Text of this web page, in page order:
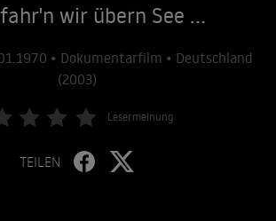
wir übern See ...
• Dokumentarfilm • Deutschland
(2003)
Lesermeinung
TEILEN